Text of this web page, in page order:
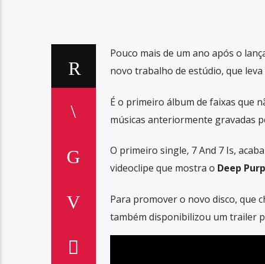
Pouco mais de um ano após o
novo trabalho de estúdio, que leva
É o primeiro álbum de faixas que
músicas anteriormente gravadas
O primeiro single, 7 And 7 Is,
videoclipe que mostra o Deep
Para promover o novo disco, que
também disponibilizou um trailer